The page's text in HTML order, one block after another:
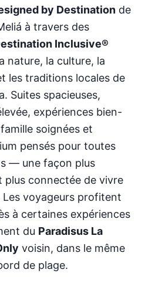
by Destinationde
à travers des
Inclusive®
nature, la culture, la
les traditions locales de
Suites spacieuses,
expériences bien-
soignées et
pensés pour toutes
— une façon plus
plus connectée de vivre
voyageurs profitent
à certaines expériences
du Paradisus La
voisin, dans le même
de plage.